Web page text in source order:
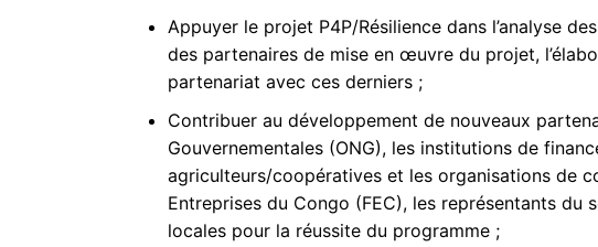
Appuyer le projet P4P/Résilience dans l’analyse
des partenaires de mise en œuvre du projet,
partenariat avec ces derniers ;
Contribuer au développement de nouveaux
Gouvernementales (ONG), les institutions de
agriculteurs/coopératives et les organisations de
Entreprises du Congo (FEC), les représentants du
locales pour la réussite du programme ;